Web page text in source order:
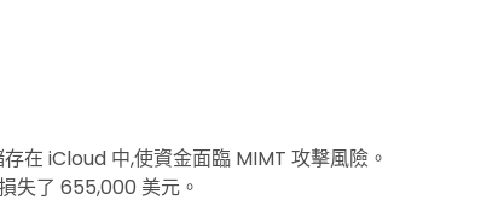
在 iCloud 中,使資金面臨 MIMT 攻擊風險。
失了 655,000 美元。